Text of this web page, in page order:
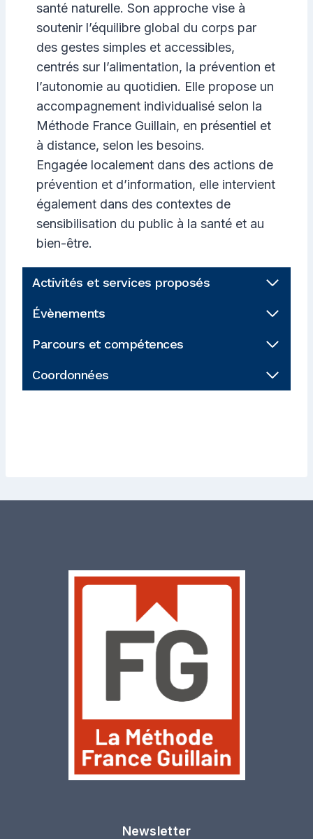
santé naturelle. Son approche vise à
soutenir l’équilibre global du corps par
des gestes simples et accessibles,
centrés sur l’alimentation, la prévention et
l’autonomie au quotidien. Elle propose un
accompagnement individualisé selon la
Méthode France Guillain, en présentiel et
à distance, selon les besoins.
Engagée localement dans des actions de
prévention et d’information, elle intervient
également dans des contextes de
sensibilisation du public à la santé et au
bien-être.
Activités et services proposés
Évènements
Parcours et compétences
Coordonnées
Newsletter